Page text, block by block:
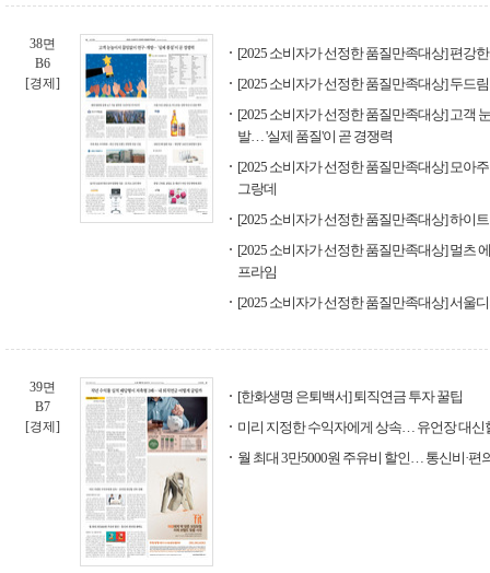
38면
B6
[경제]
[2025 소비자가 선정한 품질만족대상] 편강
[2025 소비자가 선정한 품질만족대상] 두드
[2025 소비자가 선정한 품질만족대상] 고객
발… '실제 품질'이 곧 경쟁력
[2025 소비자가 선정한 품질만족대상] 모아
그랑데
[2025 소비자가 선정한 품질만족대상] 하이
[2025 소비자가 선정한 품질만족대상] 멀츠
프라임
[2025 소비자가 선정한 품질만족대상] 서울
39면
B7
[경제]
[한화생명 은퇴백서] 퇴직연금 투자 꿀팁
미리 지정한 수익자에게 상속… 유언장 대신
월 최대 3만5000원 주유비 할인… 통신비·편